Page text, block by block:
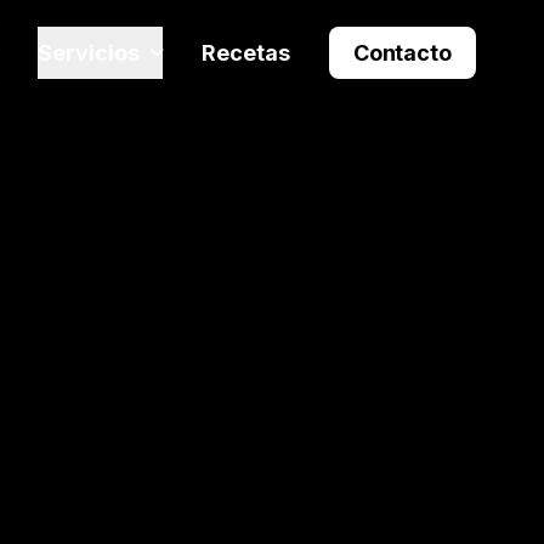
Recetas Contacto